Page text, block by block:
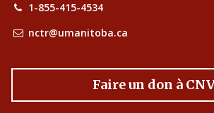
1-855-415-4534
nctr@umanitoba.ca
Faire un don à